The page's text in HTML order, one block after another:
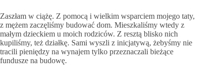
Zaszłam w ciążę. Z pomocą i wielkim wsparciem mojego taty,
z mężem zaczęliśmy budować dom. Mieszkaliśmy wtedy z
małym dzieckiem u moich rodziców. Z resztą blisko nich
kupiliśmy, też działkę. Sami wyszli z inicjatywą, żebyśmy nie
tracili pieniędzy na wynajem tylko przeznaczali bieżące
fundusze na budowę.